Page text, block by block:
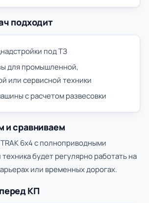
подходит
под ТЗ
для промышленной,
или сервисной техники
с расчетом развесовки
и сравниваем
6х4 с полноприводными
будет регулярно работать на
или временных дорогах.
КП